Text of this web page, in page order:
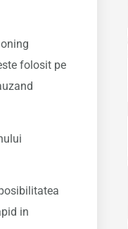
folosit pe
in